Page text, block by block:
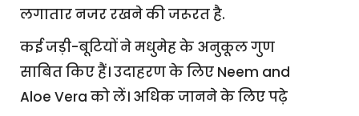
लगातार नजर रखने की जरूरत है.
कई जड़ी-बूटियों ने मधुमेह के अनुकूल गुण
साबित किए हैं। उदाहरण के लिए Neem and
Aloe Vera को लें। अधिक जानने के लिए पढ़े